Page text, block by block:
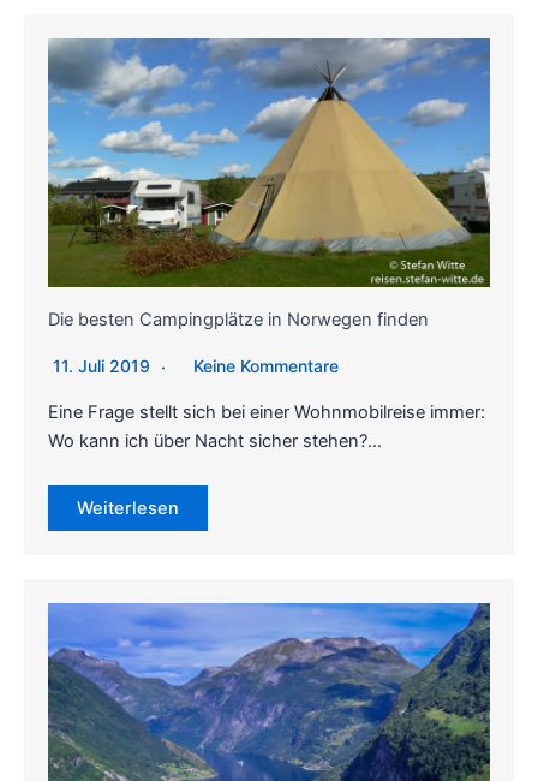
Die besten Campingplätze in Norwegen finden
11. Juli 2019 Keine Kommentare
Eine Frage stellt sich bei einer Wohnmobilreise immer:
Wo kann ich über Nacht sicher stehen?…
Weiterlesen